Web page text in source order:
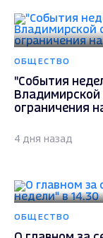
ОБЩЕСТВО
"События
Владимирской
ограничения
4 дня назад
ОБЩЕСТВО